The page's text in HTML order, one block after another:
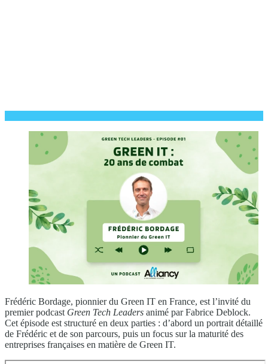
Frédéric Bordage, pionnier du Green IT en France, est l’invité du
premier podcast Green Tech Leaders animé par Fabrice Deblock.
Cet épisode est structuré en deux parties : d’abord un portrait détaillé
de Frédéric et de son parcours, puis un focus sur la maturité des
entreprises françaises en matière de Green IT.